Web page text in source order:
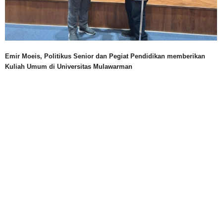
Emir Moeis, Politikus Senior dan Pegiat Pendidikan memberikan
Kuliah Umum di Universitas Mulawarman